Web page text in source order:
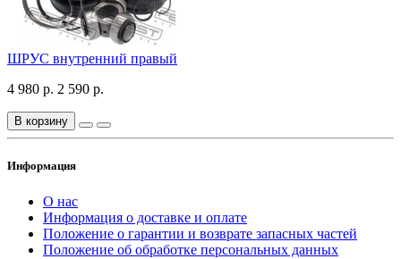
ШРУС внутренний правый
4 980 р. 2 590 р.
В корзину
Информация
О нас
Информация о доставке и оплате
Положение о гарантии и возврате запасных частей
Положение об обработке персональных данных